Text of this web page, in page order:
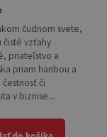
čudnom svete,
čisté vzťahy
priateľstvo a
priam hanbou a
či
v biznise...